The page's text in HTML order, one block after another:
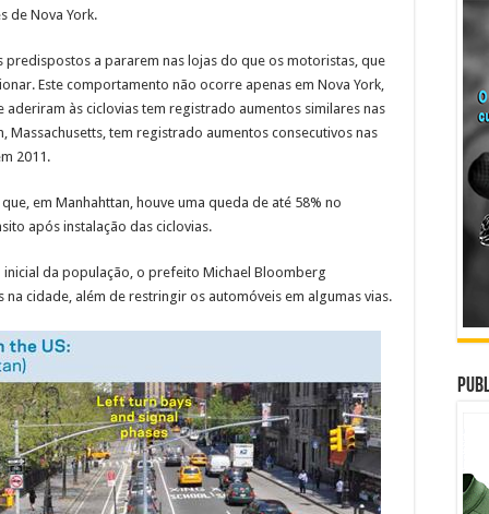
de Nova York.
predispostos a pararem nas lojas do que os motoristas, que
Este comportamento não ocorre apenas em Nova York,
às ciclovias tem registrado aumentos similares nas
Massachusetts, tem registrado aumentos consecutivos nas
2011.
em Manhahttan, houve uma queda de até 58% no
após instalação das ciclovias.
inicial da população, o prefeito Michael Bloomberg
cidade, além de restringir os automóveis em algumas vias.